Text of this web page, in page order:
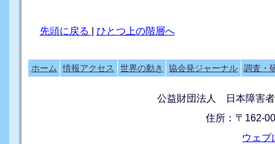
先頭に戻る ひとつ上の階層へ
ホーム 情報アクセス 世界の動き 協会発ジャーナル 調査・
公益財団法人 日本障害
住所：〒162-
ウェブ